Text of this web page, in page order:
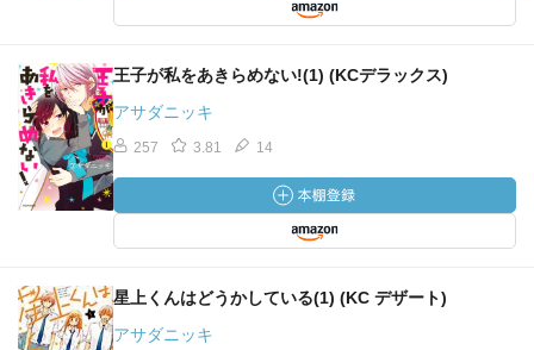
王子が私をあきらめない!(1) (KCデラックス)
アサダニッキ
257 3.81 14
星上くんはどうかしている(1) (KC デザート)
アサダニッキ